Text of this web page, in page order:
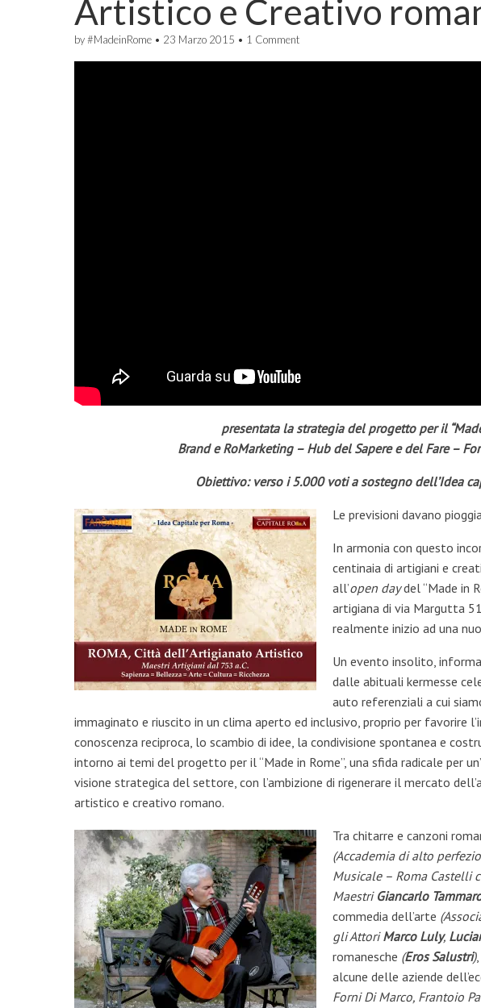
Artistico e Creativo
by#MadeinRome • 23 Marzo 2015 • 1 Comment
presentata la strategia del progetto per il
Brand e RoMarketing – Hub del Sapere e del Fare –
Obiettivo: verso i 5.000 voti a sostegno dell’Idea
Le previsioni davano
In armonia con questo
centinaia di artigiani e
all’open daydel “Made in
artigiana di via Margutta
realmente inizio ad una
Un evento insolito,
dalle abituali kermesse
auto referenziali a cui
immaginato e riuscito in un clima aperto ed inclusivo, proprio per favorire
conoscenza reciproca, lo scambio di idee, la condivisione spontanea e
intorno ai temi del progetto per il “Made in Rome”, una sfida radicale per
visione strategica del settore, con l’ambizione di rigenerare il mercato
artistico e creativo romano.
Tra chitarre e canzoni
(Accademia di alto
Musicale – Roma Castelli
Maestri Giancarlo
commedia dell’arte
gli AttoriMarco Luly,
romanesche (Eros Salustri)
alcune delle aziende
Forni Di Marco, Frantoio